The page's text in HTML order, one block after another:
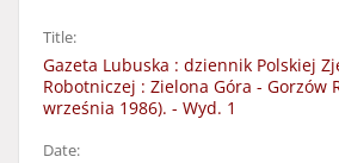
Title:
Gazeta Lubuska : dziennik Polskiej
Robotniczej : Zielona Góra - Gorzów
września 1986). - Wyd. 1
Date: